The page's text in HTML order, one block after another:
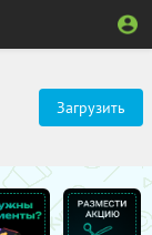
Загрузить